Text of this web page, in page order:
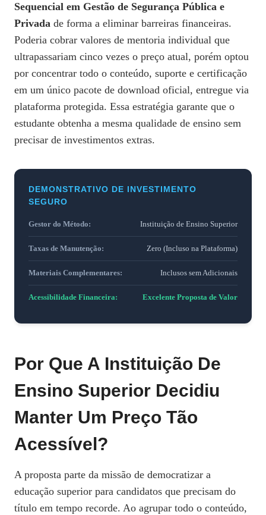
Sequencial em Gestão de Segurança Pública e
Privada de forma a eliminar barreiras financeiras.
Poderia cobrar valores de mentoria individual que
ultrapassariam cinco vezes o preço atual, porém optou
por concentrar todo o conteúdo, suporte e certificação
em um único pacote de download oficial, entregue via
plataforma protegida. Essa estratégia garante que o
estudante obtenha a mesma qualidade de ensino sem
precisar de investimentos extras.
DEMONSTRATIVO DE INVESTIMENTO
SEGURO
Gestor do Método: Instituição de Ensino Superior
Taxas de Manutenção: Zero (Incluso na Plataforma)
Materiais Complementares: Inclusos sem Adicionais
Acessibilidade Financeira: Excelente Proposta de Valor
Por Que A Instituição De
Ensino Superior Decidiu
Manter Um Preço Tão
Acessível?
A proposta parte da missão de democratizar a
educação superior para candidatos que precisam do
título em tempo recorde. Ao agrupar todo o conteúdo,